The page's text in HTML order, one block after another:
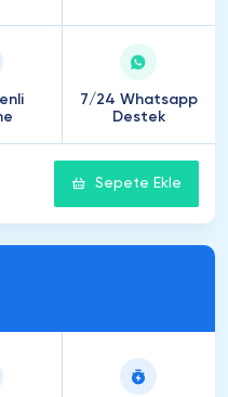
7/24 Whatsapp
Destek
Sepete Ekle